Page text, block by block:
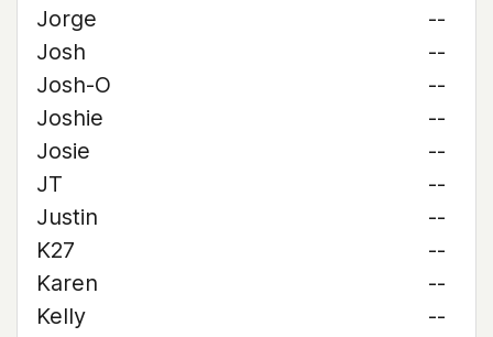
Jorge
--
Josh
--
Josh-O
--
Joshie
--
Josie
--
JT
--
Justin
--
K27
--
Karen
--
Kelly
--